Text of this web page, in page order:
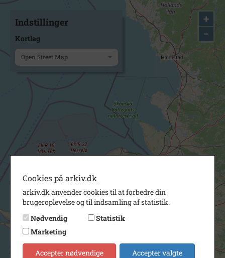
+
−
Indstillinger
Kortlag
Open Street Map
Cookies på arkiv.dk
arkiv.dk anvender cookies til at forbedre din
brugeroplevelse og til indsamling af statistik.
Nødvendig
Statistik
Marketing
Accepter nødvendige Accepter valgte